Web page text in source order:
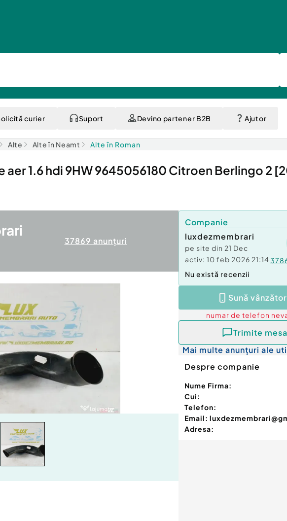
curier Suport Devino partener B2B Ajutor
Alte Alte în Neamt Alte în Roman
1.6 hdi 9HW 9645056180 Citroen Berlingo 2
37869 anunțuri
Companie
luxdezmembrari
pe site din 21 Dec
activ: 10 feb 2026 21:14
Nu există recenzii
Sună
numar de telefon
Trimite
Mai multe anunțuri ale
Despre companie
Nume Firma:
Cui:
Telefon:
Email:
Adresa: